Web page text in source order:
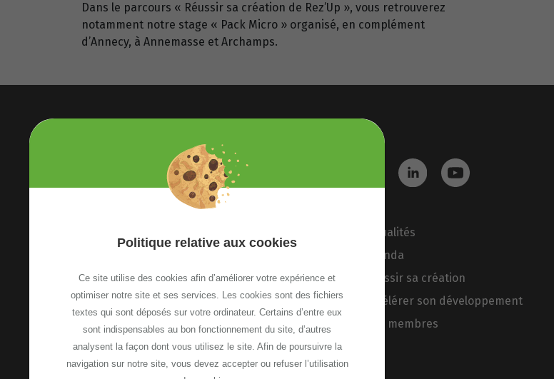
Dans le parcours « Réussir sa création de Rez’Up », vous retrouverez
notamment notre stage « Pack Micro » organisé, en complément
d’Annecy, à Annemasse et Archamps.
Etoile Annemasse Genève
74100 Annemasse, France
Voir le plan d'accès
NOUS CONTACTER
Actualités
Agenda
Réussir sa création
Accélérer son développement
Nos membres
Politique relative aux cookies
Ce site utilise des cookies afin d’améliorer votre expérience et
optimiser notre site et ses services. Les cookies sont des fichiers
textes qui sont déposés sur votre ordinateur. Certains d’entre eux
sont indispensables au bon fonctionnement du site, d’autres
analysent la façon dont vous utilisez le site. Afin de poursuivre la
navigation sur notre site, vous devez accepter ou refuser l’utilisation